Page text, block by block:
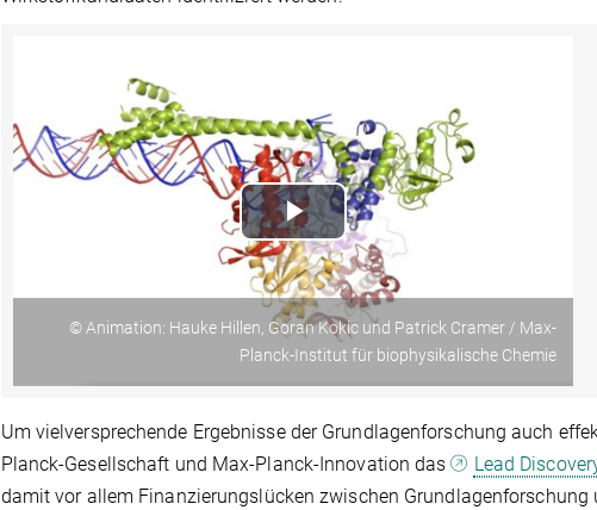
Play
Video
© Animation: Hauke Hillen, Goran Kokic und Patrick Cramer / Max-
Planck-Institut für biophysikalische Chemie
Um vielversprechende Ergebnisse der Grundlagenforschung auch
Planck-Gesellschaft und Max-Planck-Innovation das
Lead
damit vor allem Finanzierungslücken zwischen